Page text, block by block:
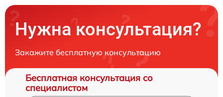
Нужна консультация?
Закажите бесплатную консультацию
Бесплатная консультация со
специалистом